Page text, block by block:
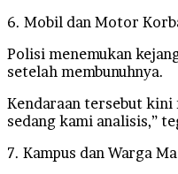
6. Mobil dan Motor
Polisi menemukan
setelah membunuhnya.
Kendaraan tersebut kini
sedang kami analisis,”
7. Kampus dan Warga